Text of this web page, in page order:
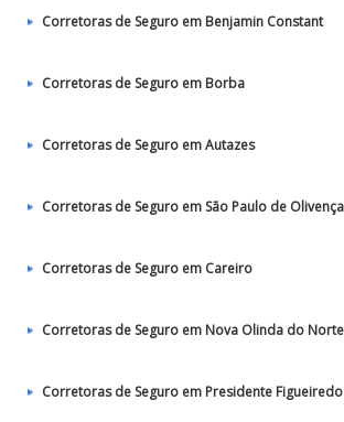
Corretoras de Seguro em Benjamin Constant
Corretoras de Seguro em Borba
Corretoras de Seguro em Autazes
Corretoras de Seguro em São Paulo de Olivença
Corretoras de Seguro em Careiro
Corretoras de Seguro em Nova Olinda do Norte
Corretoras de Seguro em Presidente Figueiredo